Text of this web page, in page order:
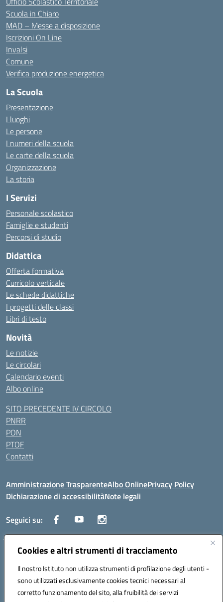
Cookies e altri strumenti di tracciamento
Il nostro Istituto non utilizza strumenti di profilazione degli utenti -
sono utilizzati esclusivamente cookies tecnici necessari al
corretto funzionamento del sito, alla fruibilità dei servizi
Scuola in Chiaro
MAD – Messe a disposizione
Iscrizioni On Line
Invalsi
Comune
Verifica produzione energetica
La Scuola
Presentazione
I luoghi
Le persone
I numeri della scuola
Le carte della scuola
Organizzazione
La storia
I Servizi
Personale scolastico
Famiglie e studenti
Percorsi di studio
Didattica
Offerta formativa
Curricolo verticale
Le schede didattiche
I progetti delle classi
Libri di testo
Novità
Le notizie
Le circolari
Calendario eventi
Albo online
SITO PRECEDENTE IV CIRCOLO
PNRR
PON
PTOF
Contatti
Amministrazione TrasparenteAlbo OnlinePrivacy Policy
Dichiarazione di accessibilitàNote legali
Seguici su:
Traversa Fondo d'Orto n.19B - Cap 80053 - Castellammare di Stabia
(NA) - Tel. 0818701043 - Mail: naic847006@istruzione.it - PEC:
naic847006@pec.istruzione.it
Codice meccanografico: NAIC847006 - Codice iPA: istsc_naic847006 -
C.F. 82009060631 - Codice univoco fatturazione elettronica (CUF):